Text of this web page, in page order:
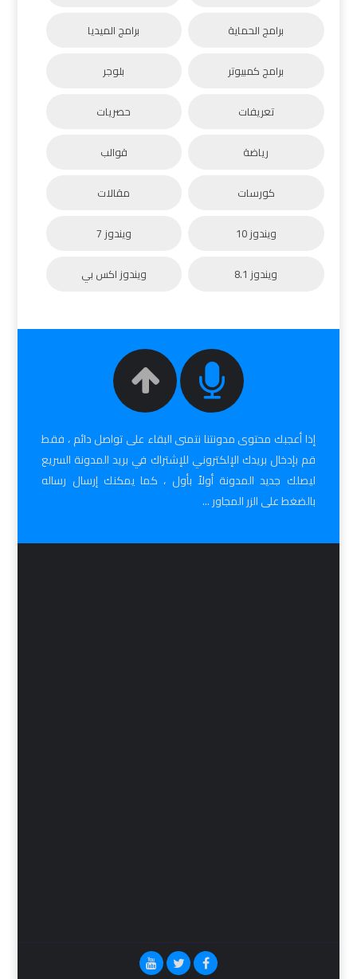
برامج الحماية برامج الميديا
برامج كمبيوتر بلوجر
تعريفات حصريات
رياضة قوالب
كورسات مقالات
ويندوز 10 ويندوز 7
ويندوز 8.1 ويندوز اكس بي
إذا أعجبك محتوى مدونتنا نتمنى البقاء على تواصل دائم ، فقط
قم بإدخال بريدك الإلكتروني للإشتراك في بريد المدونة السريع
ليصلك جديد المدونة أولاً بأول ، كما يمكنك إرسال رساله
بالضغط على الزر المجاور ...